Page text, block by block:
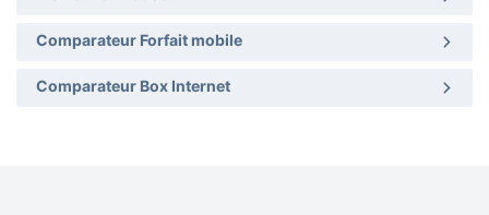
Comparateur Forfait mobile
Comparateur Box Internet